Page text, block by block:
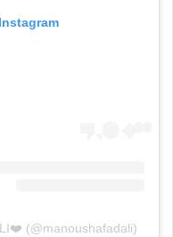
(@manoushafadali)